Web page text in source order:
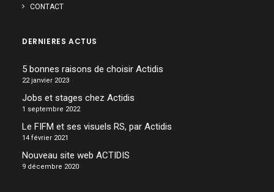
CONTACT
DERNIERES ACTUS
5 bonnes raisons de choisir Actidis
22 janvier 2023
Jobs et stages chez Actidis
1 septembre 2022
Le FIFM et ses visuels RS, par Actidis
14 février 2021
Nouveau site web ACTIDIS
9 décembre 2020